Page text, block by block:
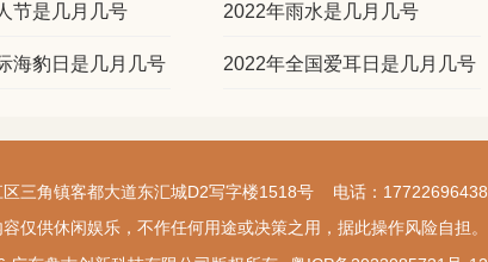
节是几月几号 2022年雨水是几月几号
海豹日是几月几号 2022年全国爱耳日是几月几号
区三角镇客都大道东汇城D2写字楼1518号 电话：17722696438
仅供休闲娱乐，不作任何用途或决策之用，据此操作风险自担。